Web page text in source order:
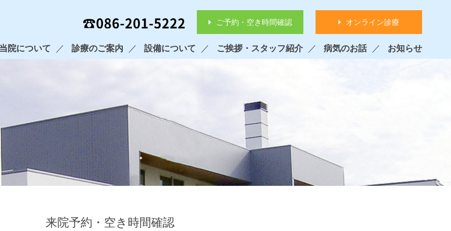
当院について 診療のご案内 設備について ご挨拶・スタッフ紹介 病気のお話 お知らせ
ご予約・空き時間確認 オンライン診療
来院予約・空き時間確認